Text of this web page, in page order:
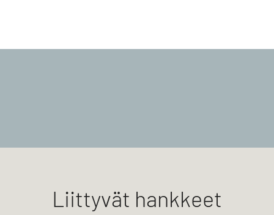
Liittyvät hankkeet